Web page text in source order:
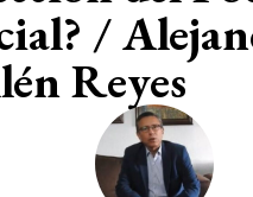
/
Reyes